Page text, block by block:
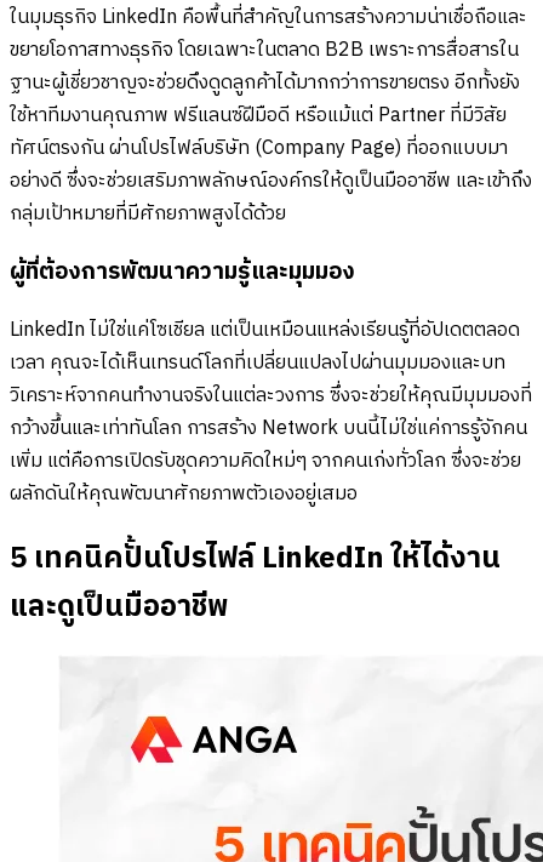
ในมุมธุรกิจ LinkedIn คือพื้นที่สำคัญในการสร้างความน่าเชื่อถือและ
ขยายโอกาสทางธุรกิจ โดยเฉพาะในตลาด B2B เพราะการสื่อสารใน
ฐานะผู้เชี่ยวชาญจะช่วยดึงดูดลูกค้าได้มากกว่าการขายตรง อีกทั้งยัง
ใช้หาทีมงานคุณภาพ ฟรีแลนซ์ฝีมือดี หรือแม้แต่ Partner ที่มีวิสัย
ทัศน์ตรงกัน ผ่านโปรไฟล์บริษัท (Company Page) ที่ออกแบบมา
อย่างดี ซึ่งจะช่วยเสริมภาพลักษณ์องค์กรให้ดูเป็นมืออาชีพ และเข้าถึง
กลุ่มเป้าหมายที่มีศักยภาพสูงได้ด้วย
ผู้ที่ต้องการพัฒนาความรู้และมุมมอง
LinkedIn ไม่ใช่แค่โซเชียล แต่เป็นเหมือนแหล่งเรียนรู้ที่อัปเดตตลอด
เวลา คุณจะได้เห็นเทรนด์โลกที่เปลี่ยนแปลงไปผ่านมุมมองและบท
วิเคราะห์จากคนทำงานจริงในแต่ละวงการ ซึ่งจะช่วยให้คุณมีมุมมองที่
กว้างขึ้นและเท่าทันโลก การสร้าง Network บนนี้ไม่ใช่แค่การรู้จักคน
เพิ่ม แต่คือการเปิดรับชุดความคิดใหม่ๆ จากคนเก่งทั่วโลก ซึ่งจะช่วย
ผลักดันให้คุณพัฒนาศักยภาพตัวเองอยู่เสมอ
5 เทคนิคปั้นโปรไฟล์ LinkedIn ให้ได้งาน
และดูเป็นมืออาชีพ